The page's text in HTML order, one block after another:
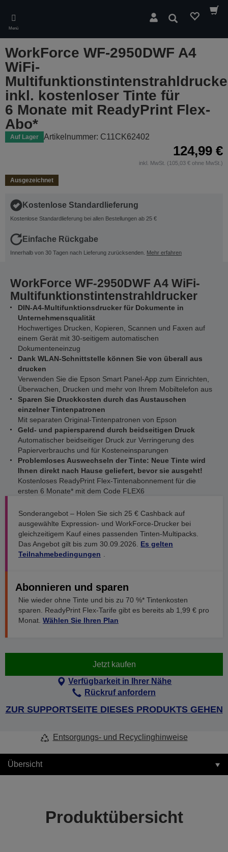
main
content
Menü
Suchen
WorkForce WF-2950DWF A4
WiFi-
inkl. kostenloser Tinte für
6 Monate mit ReadyPrint Flex-
Abo*
Auf Lager Artikelnummer: C11CK62402
124,99 €
inkl. MwSt. (105,03 € ohne MwSt.)
Ausgezeichnet
Kostenlose Standardlieferung
Kostenlose Standardlieferung bei allen Bestellungen ab 25 €
Einfache Rückgabe
Innerhalb von 30 Tagen nach Lieferung zurücksenden. Mehr erfahren
WorkForce WF-2950DWF A4 WiFi-
Multifunktionstintenstrahldrucker
DIN-A4-Multifunktionsdrucker für Dokumente in
Unternehmensqualität
Hochwertiges Drucken, Kopieren, Scannen und Faxen auf
einem Gerät mit 30-seitigem automatischen
Dokumenteneinzug
Dank WLAN-Schnittstelle können Sie von überall aus
drucken
Verwenden Sie die Epson Smart Panel-App zum Einrichten,
Überwachen, Drucken und mehr von Ihrem Mobiltelefon aus
Sparen Sie Druckkosten durch das Austauschen
einzelner Tintenpatronen
Mit separaten Original-Tintenpatronen von Epson
Geld- und papiersparend durch beidseitigen Druck
Automatischer beidseitiger Druck zur Verringerung des
Papierverbrauchs und für Kosteneinsparungen
Problemloses Auswechseln der Tinte: Neue Tinte wird
Ihnen direkt nach Hause geliefert, bevor sie ausgeht!
Kostenloses ReadyPrint Flex-Tintenabonnement für die
ersten 6 Monate* mit dem Code FLEX6
Sonderangebot – Holen Sie sich 25 € Cashback auf
ausgewählte Expression- und WorkForce-Drucker bei
gleichzeitigem Kauf eines passenden Tinten-Multipacks.
Das Angebot gilt bis zum 30.09.2026. Es gelten
Teilnahmebedingungen
Abonnieren und sparen
Nie wieder ohne Tinte und bis zu 70 %* Tintenkosten
sparen. ReadyPrint Flex-Tarife gibt es bereits ab 1,99 € pro
Monat. Wählen Sie Ihren Plan
Jetzt kaufen
Verfügbarkeit in Ihrer Nähe
Rückruf anfordern
ZUR SUPPORTSEITE DIESES PRODUKTS GEHEN
Entsorgungs- und Recyclinghinweise
Übersicht
Produktübersicht